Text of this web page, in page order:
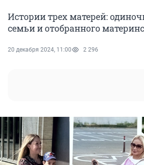
Истории трех матерей:
семьи и отобранного
20 декабря 2024, 11:00 2 296